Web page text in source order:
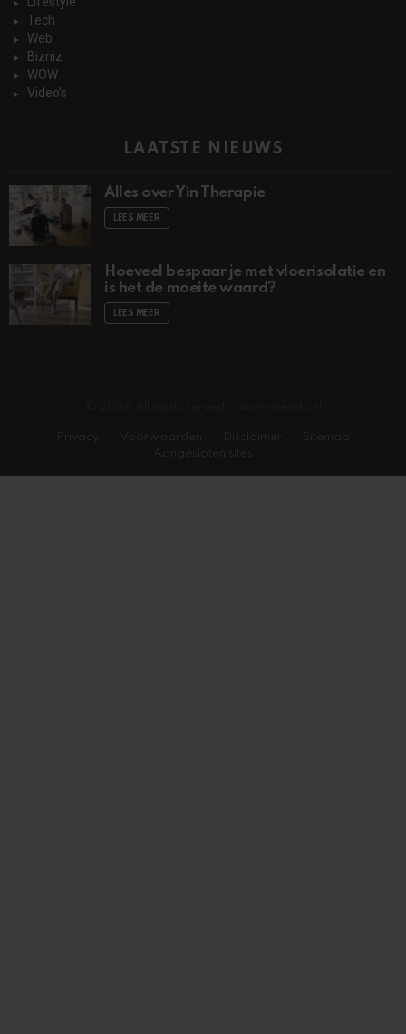
Tech
Web
Bizniz
WOW
Video’s
LAATSTE NIEUWS
Alles over Yin Therapie
LEES MEER
Hoeveel bespaar je met vloerisolatie en
is het de moeite waard?
LEES MEER